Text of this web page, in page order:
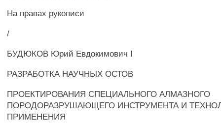
На правах рукописи
/
БУДЮКОВ Юрий Евдокимович I
РАЗРАБОТКА НАУЧНЫХ ОСТОВ
ПРОЕКТИРОВАНИЯ СПЕЦИАЛЬНОГО АЛМАЗНОГО
ПОРОДОРАЗРУШАЮЩЕГО ИНСТРУМЕНТА И
ПРИМЕНЕНИЯ